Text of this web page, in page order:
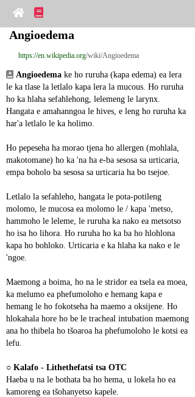
Angioedema
https://en.wikipedia.org/wiki/Angioedema
Angioedema ke ho ruruha (kapa edema) ea lera
le ka tlase la letlalo kapa lera la mucous. Ho ruruha
ho ka hlaha sefahlehong, lelemeng le larynx.
Hangata e amahanngoa le hives, e leng ho ruruha ka
har'a letlalo le ka holimo.
Ho pepeseha ha morao tjena ho allergen (mohlala,
makotomane) ho ka 'na ha e-ba sesosa sa urticaria,
empa boholo ba sesosa sa urticaria ha bo tsejoe.
Letlalo la sefahleho, hangata le pota-potileng
molomo, le mucosa ea molomo le / kapa 'metso,
hammoho le leleme, le ruruha ka nako ea metsotso
ho isa ho lihora. Ho ruruha ho ka ba ho hlohlona
kapa ho bohloko. Urticaria e ka hlaha ka nako e le
'ngoe.
Maemong a boima, ho na le stridor ea tsela ea moea,
ka melumo ea phefumoloho e hemang kapa e
hemang le ho fokotseha ha maemo a oksijene. Ho
hlokahala hore ho be le tracheal intubation maemong
ana ho thibela ho tšoaroa ha phefumoloho le kotsi ea
lefu.
○ Kalafo - Lithethefatsi tsa OTC
Haeba u na le bothata ba ho hema, u lokela ho ea
kamoreng ea tšohanyetso kapele.